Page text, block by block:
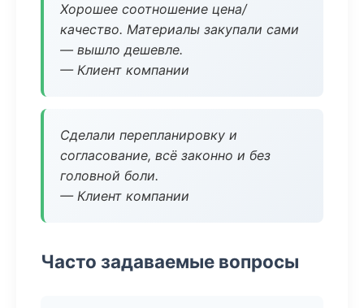
Хорошее соотношение цена/
качество. Материалы закупали сами
— вышло дешевле.
— Клиент компании
Сделали перепланировку и
согласование, всё законно и без
головной боли.
— Клиент компании
Часто задаваемые вопросы